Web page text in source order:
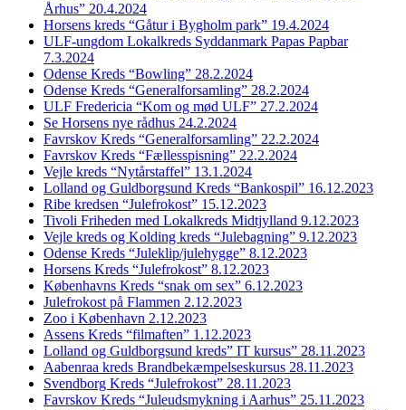
Århus” 20.4.2024
Horsens kreds “Gåtur i Bygholm park” 19.4.2024
ULF-ungdom Lokalkreds Syddanmark Papas Papbar
7.3.2024
Odense Kreds “Bowling” 28.2.2024
Odense Kreds “Generalforsamling” 28.2.2024
ULF Fredericia “Kom og mød ULF” 27.2.2024
Se Horsens nye rådhus 24.2.2024
Favrskov Kreds “Generalforsamling” 22.2.2024
Favrskov Kreds “Fællesspisning” 22.2.2024
Vejle kreds “Nytårstaffel” 13.1.2024
Lolland og Guldborgsund Kreds “Bankospil” 16.12.2023
Ribe kredsen “Julefrokost” 15.12.2023
Tivoli Friheden med Lokalkreds Midtjylland 9.12.2023
Vejle kreds og Kolding kreds “Julebagning” 9.12.2023
Odense Kreds “Juleklip/julehygge” 8.12.2023
Horsens Kreds “Julefrokost” 8.12.2023
Københavns Kreds “snak om sex” 6.12.2023
Julefrokost på Flammen 2.12.2023
Zoo i København 2.12.2023
Assens Kreds “filmaften” 1.12.2023
Lolland og Guldborgsund kreds” IT kursus” 28.11.2023
Aabenraa kreds Brandbekæmpelseskursus 28.11.2023
Svendborg Kreds “Julefrokost” 28.11.2023
Favrskov Kreds “Juleudsmykning i Aarhus” 25.11.2023